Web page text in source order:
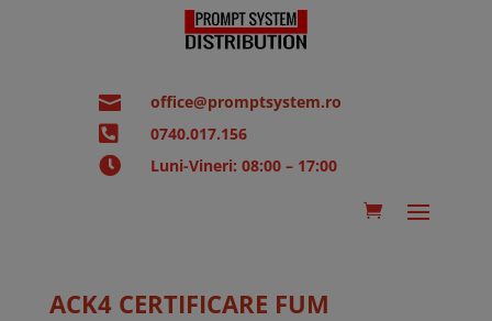
 office@promptsystem.ro
 0740.017.156
 Luni-Vineri: 08:00 – 17:00
ACK4 CERTIFICARE FUM